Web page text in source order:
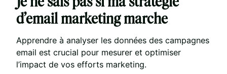
d’email marketing marche
Apprendre à analyser les données des campagnes
email est crucial pour mesurer et optimiser
l’impact de vos efforts marketing.